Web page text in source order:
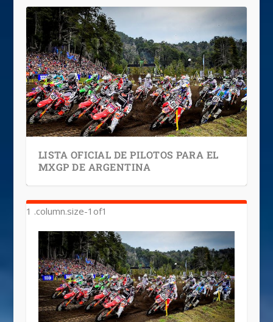
LISTA OFICIAL DE PILOTOS PARA EL
MXGP DE ARGENTINA